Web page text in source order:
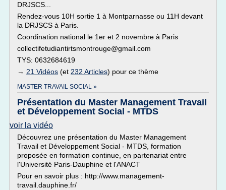
DRJSCS...
Rendez-vous 10H sortie 1 à Montparnasse ou 11H devant
la DRJSCS à Paris.
Coordination national le 1er et 2 novembre à Paris
collectifetudiantirtsmontrouge@gmail.com
TYS: 0632684619
→ 21 Vidéos (et 232 Articles) pour ce thème
MASTER TRAVAIL SOCIAL »
Présentation du Master Management Travail
et Développement Social - MTDS
voir la vidéo
Découvrez une présentation du Master Management
Travail et Développement Social - MTDS, formation
proposée en formation continue, en partenariat entre
l'Université Paris-Dauphine et l'ANACT
Pour en savoir plus : http://www.management-
travail.dauphine.fr/